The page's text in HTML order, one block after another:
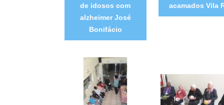
de idosos com
alzheimer José
Bonifácio
acamados Vila